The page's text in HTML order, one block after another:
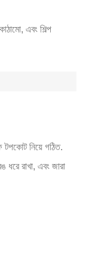
এবং শিল্প
টপকোট নিয়ে গঠিত.
ধরে রাখা, এবং জারা